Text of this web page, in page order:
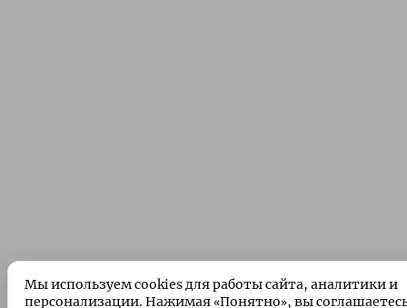
Мы используем cookies для работы сайта, аналитики и
персонализации. Нажимая «Понятно», вы